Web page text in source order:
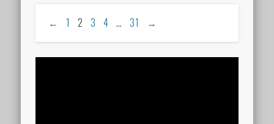
← 1 2 3 4 … 31 →